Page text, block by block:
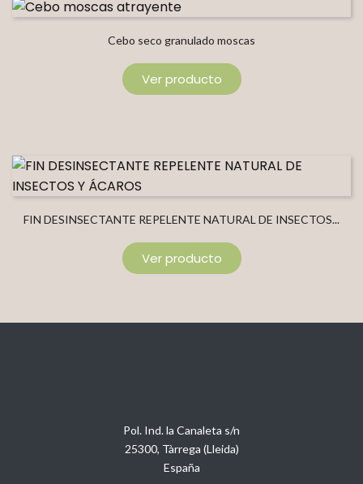
Cebo seco granulado moscas
Ver producto
FIN DESINSECTANTE REPELENTE NATURAL DE INSECTOS...
Ver producto
Pol. Ind. la Canaleta s/n
25300, Tàrrega (Lleida)
España